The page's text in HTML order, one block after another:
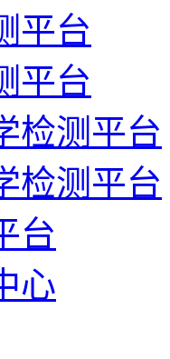
平台
平台
检测平台
检测平台
台
心